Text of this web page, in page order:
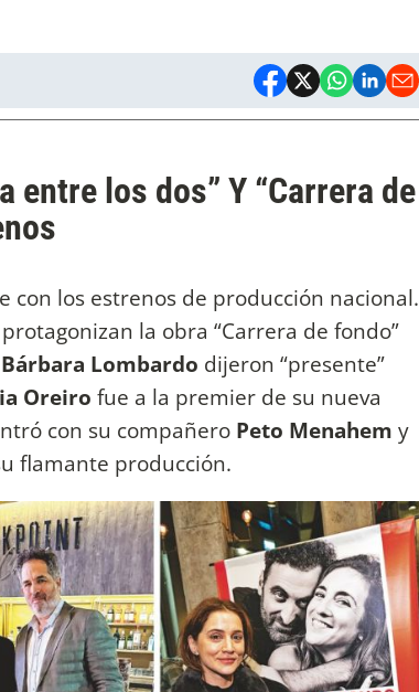
entre los dos” Y “Carrera de
con los estrenos de producción nacional.
protagonizan la obra “Carrera de fondo”
Bárbara Lombardo dijeron “presente”
Oreiro fue a la premier de su nueva
con su compañero Peto Menahem y
flamante producción.